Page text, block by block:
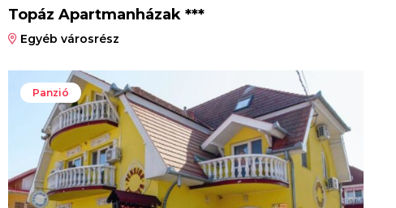
Topáz Apartmanházak ***
Egyéb városrész
Panzió